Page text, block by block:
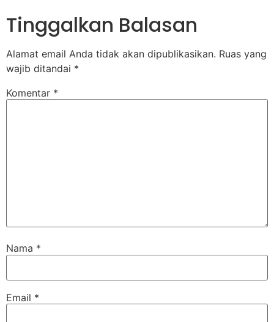
Tinggalkan Balasan
Alamat email Anda tidak akan dipublikasikan. Ruas yang
wajib ditandai *
Komentar *
Nama *
Email *